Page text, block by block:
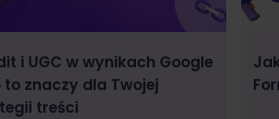
i UGC w wynikach Google
to znaczy dla Twojej
treści